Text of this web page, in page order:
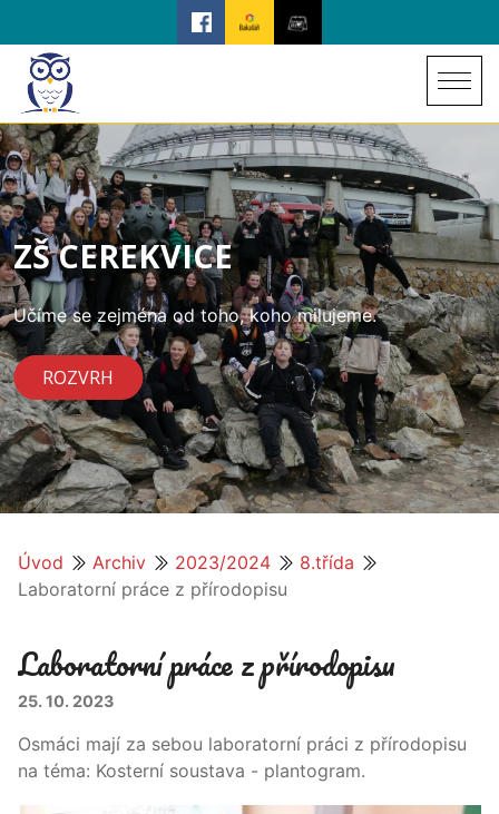
ZŠ CEREKVICE
Učíme se zejména od toho, koho milujeme.
ROZVRH
Úvod Archiv 2023/2024
8.třída
Laboratorní práce z přírodopisu
Laboratorní práce z přírodopisu
25. 10. 2023
Osmáci mají za sebou laboratorní práci z přírodopisu
na téma: Kosterní soustava - plantogram.